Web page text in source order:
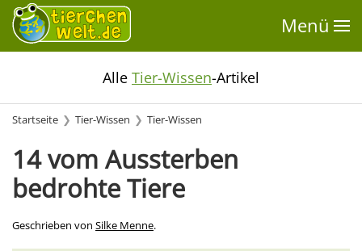
Menü
Alle Tier-Wissen-Artikel
Startseite Tier-Wissen Tier-Wissen
14 vom Aussterben
bedrohte Tiere
Geschrieben von Silke Menne.